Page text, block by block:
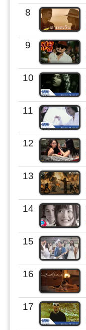
8
9
10
11
12
13
14
15
16
17